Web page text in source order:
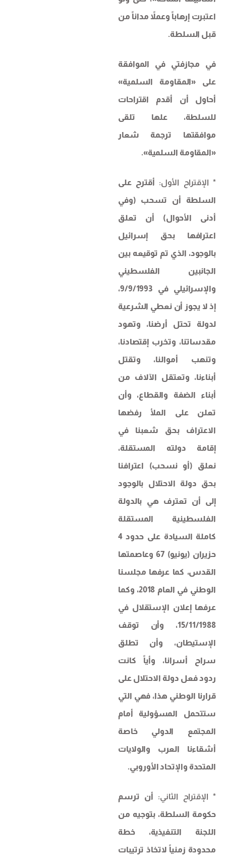
اعتبرت إرهاباً وعملاً مداناً من
قبل السلطة.
في مجازفتي في الموافقة
على «المقاومة السلمية»
أحاول أن أقدم اقتراحات
للسلطة، علها تلقى
موافقتها ترجمة شعار
«المقاومة السلمية».
* الإقتراح الأول: أقترح على
السلطة أن تسحب (وفي
أدنى الأحوال) أن تعلق
اعترافها بحق إسرائيل
بالوجود، الذي تم توقيعه بين
الجانبين الفلسطيني
والإسرائيلي في 9/9/1993،
إذ لا يجوز أن نعطي الشرعية
لدولة تحتل أرضنا، وتهود
مقدساتنا، وتخرب إقتصادنا،
وتنهب أموالنا، وتقتل
أبناءنا، وتعتقل الآلاف من
أبناء الضفة والقطاع، وأن
تعلن على الملأ رفضها
الاعتراف بحق شعبنا في
إقامة دولته المستقلة،
نعلق (أو نسحب) اعترافنا
بحق دولة الاحتلال بالوجود
إلى أن تعترف هي بالدولة
الفلسطينية المستقلة
كاملة السيادة على حدود 4
حزيران (يونيو) 67 وعاصمتها
القدس، كما عرفها مجلسنا
الوطني في العام 2018، وكما
عرفها إعلان الإستقلال في
15/11/1988، وأن توقف
الإستيطان، وأن تطلق
سراح أسرانا، وأياً كانت
ردود فعل دولة الاحتلال على
قرارنا الوطني هذا، فهي التي
ستتحمل المسؤولية أمام
المجتمع الدولي خاصة
أشقاءنا العرب والولايات
المتحدة والإتحاد الأوروبي.
* الإقتراح الثاني: أن ترسم
حكومة السلطة، بتوجيه من
اللجنة التنفيذية، خطة
محدودة زمنياً لاتخاذ ترتيبات